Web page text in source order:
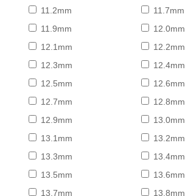
11.2mm
11.7mm
11.9mm
12.0mm
12.1mm
12.2mm
12.3mm
12.4mm
12.5mm
12.6mm
12.7mm
12.8mm
12.9mm
13.0mm
13.1mm
13.2mm
13.3mm
13.4mm
13.5mm
13.6mm
13.7mm
13.8mm